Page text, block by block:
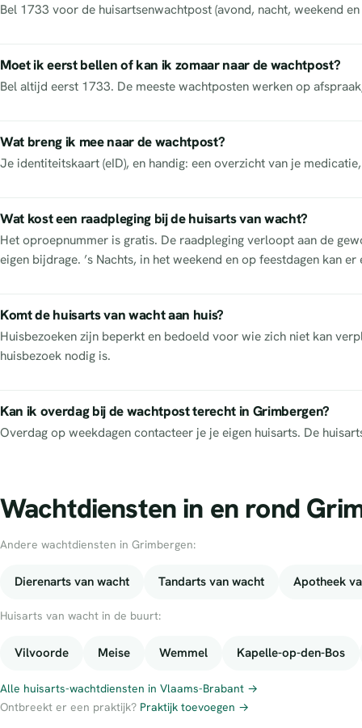
Bel 1733 voor de huisartsenwachtpost (avond, nacht, weekend
Moet ik eerst bellen of kan ik zomaar naar de wachtpost?
Bel altijd eerst 1733. De meeste wachtposten werken op
Wat breng ik mee naar de wachtpost?
Je identiteitskaart (eID), en handig: een overzicht van je
Wat kost een raadpleging bij de huisarts van wacht?
Het oproepnummer is gratis. De raadpleging verloopt aan de
eigen bijdrage. ’s Nachts, in het weekend en op feestdagen kan
Komt de huisarts van wacht aan huis?
Huisbezoeken zijn beperkt en bedoeld voor wie zich niet kan
huisbezoek nodig is.
Kan ik overdag bij de wachtpost terecht in Grimbergen?
Overdag op weekdagen contacteer je je eigen huisarts. De
Wachtdiensten in en rond
Andere wachtdiensten in Grimbergen:
Dierenarts van wacht Tandarts van wacht Apotheek
Huisarts van wacht in de buurt:
Vilvoorde Meise Wemmel Kapelle-op-den-Bos
Alle huisarts-wachtdiensten in Vlaams-Brabant →
Ontbreekt er een praktijk? Praktijk toevoegen →